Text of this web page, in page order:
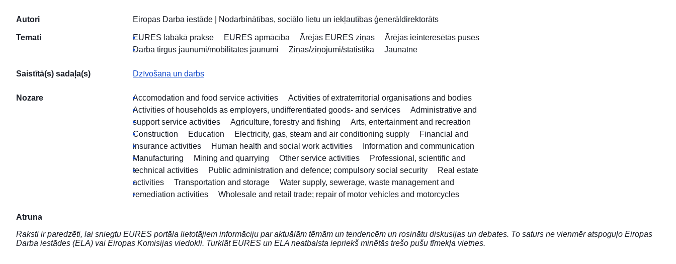
Autori Eiropas Darba iestāde Nodarbinātības, sociālo lietu un iekļautības ģenerāldirektorāts
Temati EURES labākā prakse EURES apmācība Ārējās EURES ziņas
Ārējās ieinteresētās puses
Darba tirgus jaunumi/mobilitātes jaunumi
Ziņas/ziņojumi/statistika Jaunatne
Saistītā(s) sadaļa(s) Dzīvošana un darbs
Nozare Accomodation and food service activities
Activities of extraterritorial organisations and bodies
Activities of households as employers, undifferentiated goods- and services
Administrative and
support service activities
Agriculture, forestry and fishing
Arts, entertainment and recreation
Construction
Education Electricity, gas, steam and air conditioning supply
Financial and
insurance activities
Human health and social work activities
Information and communication
Manufacturing
Mining and quarrying Other service activities
Professional, scientific and
technical activities
Public administration and defence; compulsory social security
Real estate
activities
Transportation and storage
Water supply, sewerage, waste management and
remediation activities
Wholesale and retail trade; repair of motor vehicles and motorcycles
Atruna
Raksti ir paredzēti, lai sniegtu EURES portāla lietotājiem informāciju par aktuālām tēmām un tendencēm un rosinātu diskusijas un debates. To saturs ne vienmēr atspoguļo Eiropas
Darba iestādes (ELA) vai Eiropas Komisijas viedokli. Turklāt EURES un ELA neatbalsta iepriekš minētās trešo pušu tīmekļa vietnes.